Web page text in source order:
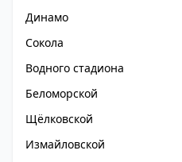
Динамо
Сокола
Водного стадиона
Беломорской
Щёлковской
Измайловской